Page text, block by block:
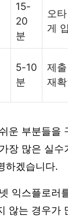
15-
20
분
오
게
5-10
분
제
재
운 부분들을
장 많은 실수
하겠습니다.
익스플로러
않는 경우가